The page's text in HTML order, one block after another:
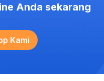
Anda sekarang
Kami